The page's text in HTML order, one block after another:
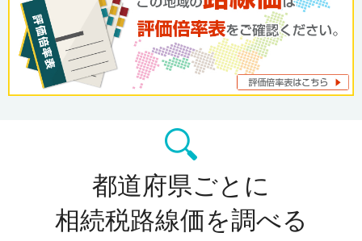
都道府県ごとに
相続税路線価を調べる